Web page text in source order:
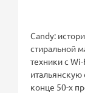
Candy:
стиральной
техники с
итальянскую
конце 50-х